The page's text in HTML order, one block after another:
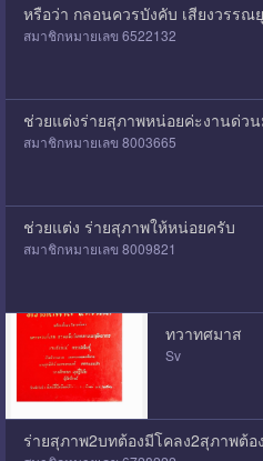
หรือว่า กลอนควรบังคับ เสียงวรรณ
สมาชิกหมายเลข 6522132
ช่วยแต่งร่ายสุภาพหน่อยค่ะงานด่ว
สมาชิกหมายเลข 8003665
ช่วยแต่ง ร่ายสุภาพให้หน่อยครับ
สมาชิกหมายเลข 8009821
ทวาทศมาส
Sv
ร่ายสุภาพ2บทต้องมีโคลง2สุภาพต้อ